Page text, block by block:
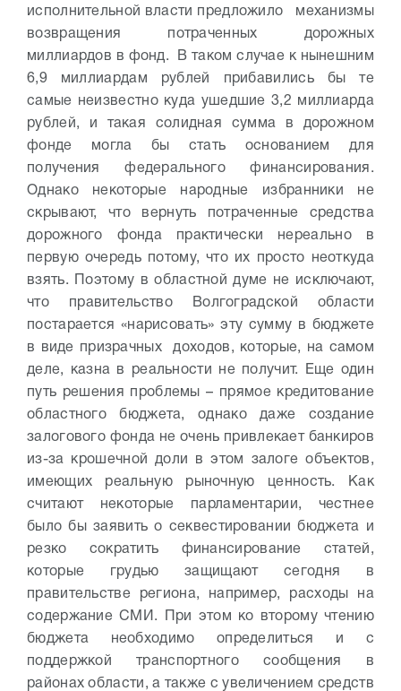
исполнительной власти предложило механизмы
возвращения потраченных дорожных
миллиардов в фонд. В таком случае к нынешним
6,9 миллиардам рублей прибавились бы те
самые неизвестно куда ушедшие 3,2 миллиарда
рублей, и такая солидная сумма в дорожном
фонде могла бы стать основанием для
получения федерального финансирования.
Однако некоторые народные избранники не
скрывают, что вернуть потраченные средства
дорожного фонда практически нереально в
первую очередь потому, что их просто неоткуда
взять. Поэтому в областной думе не исключают,
что правительство Волгоградской области
постарается «нарисовать» эту сумму в бюджете
в виде призрачных доходов, которые, на самом
деле, казна в реальности не получит. Еще один
путь решения проблемы – прямое кредитование
областного бюджета, однако даже создание
залогового фонда не очень привлекает банкиров
из-за крошечной доли в этом залоге объектов,
имеющих реальную рыночную ценность. Как
считают некоторые парламентарии, честнее
было бы заявить о секвестировании бюджета и
резко сократить финансирование статей,
которые грудью защищают сегодня в
правительстве региона, например, расходы на
содержание СМИ. При этом ко второму чтению
бюджета необходимо определиться и с
поддержкой транспортного сообщения в
районах области, а также с увеличением средств